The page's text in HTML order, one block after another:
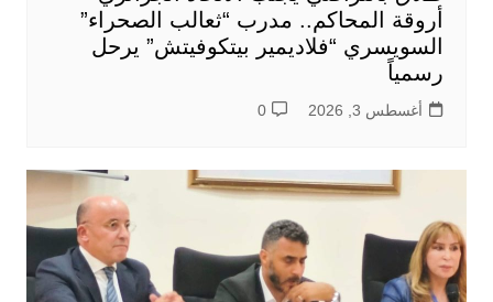
أروقة المحاكم.. مدرب “ثعالب الصحراء”
السويسري “فلاديمير بيتكوفيتش” يرحل
رسمياً
أغسطس 3, 2026 0